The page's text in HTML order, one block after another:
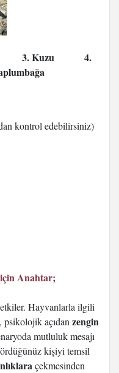
3. Kuzu
4.
kontrol edebilirsiniz)
Anahtar;
Hayvanlarla ilgili
psikolojik açıdan zengin
mutluluk mesajı
kişiyi temsil
çekmesinden